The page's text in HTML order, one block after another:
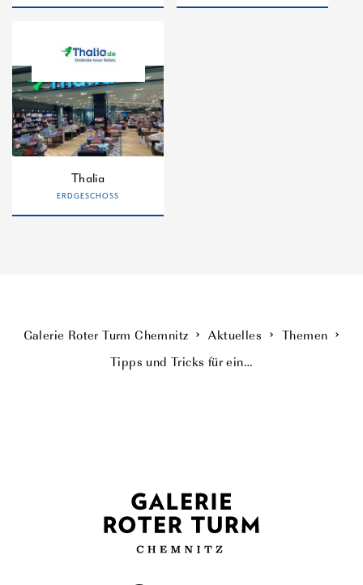
Thalia
ERDGESCHOSS
Galerie Roter Turm Chemnitz Aktuelles
Themen
Tipps und Tricks für ein…